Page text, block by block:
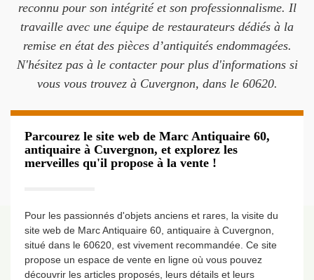
reconnu pour son intégrité et son professionnalisme. Il
travaille avec une équipe de restaurateurs dédiés à la
remise en état des pièces d’antiquités endommagées.
N'hésitez pas à le contacter pour plus d'informations si
vous vous trouvez à Cuvergnon, dans le 60620.
Parcourez le site web de Marc Antiquaire 60,
antiquaire à Cuvergnon, et explorez les
merveilles qu'il propose à la vente !
Pour les passionnés d'objets anciens et rares, la visite du
site web de Marc Antiquaire 60, antiquaire à Cuvergnon,
situé dans le 60620, est vivement recommandée. Ce site
propose un espace de vente en ligne où vous pouvez
découvrir les articles proposés, leurs détails et leurs